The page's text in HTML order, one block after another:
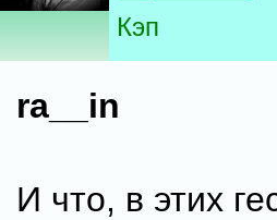
Кэп
ra__in
И что, в этих